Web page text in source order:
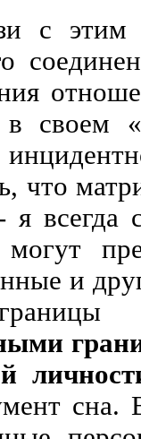
с
в своем
что
я
и